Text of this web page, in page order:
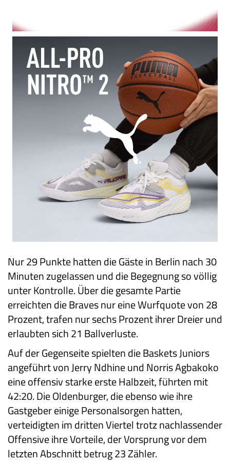
Nur 29 Punkte hatten die Gäste in Berlin nach 30
Minuten zugelassen und die Begegnung so völlig
unter Kontrolle. Über die gesamte Partie
erreichten die Braves nur eine Wurfquote von 28
Prozent, trafen nur sechs Prozent ihrer Dreier und
erlaubten sich 21 Ballverluste.
Auf der Gegenseite spielten die Baskets Juniors
angeführt von Jerry Ndhine und Norris Agbakoko
eine offensiv starke erste Halbzeit, führten mit
42:20. Die Oldenburger, die ebenso wie ihre
Gastgeber einige Personalsorgen hatten,
verteidigten im dritten Viertel trotz nachlassender
Offensive ihre Vorteile, der Vorsprung vor dem
letzten Abschnitt betrug 23 Zähler.